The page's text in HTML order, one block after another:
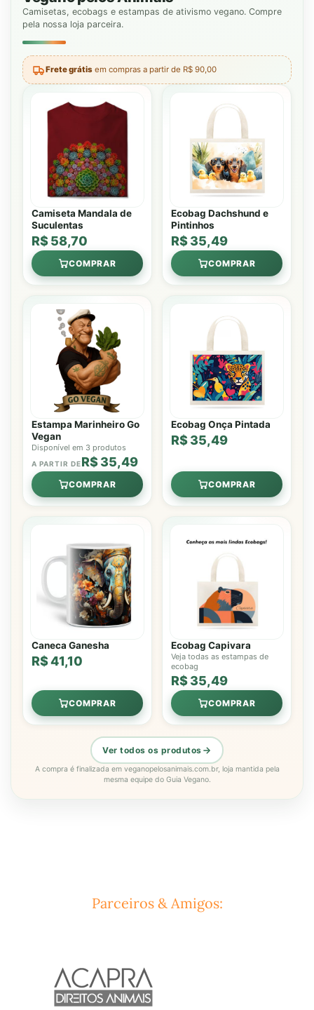
Camisetas, ecobags e estampas de ativismo vegano. Compre
pela nossa loja parceira.
Frete grátis em compras a partir de R$ 90,00
Camiseta Mandala de
Suculentas
R$ 58,70
COMPRAR
Ecobag Dachshund e
Pintinhos
R$ 35,49
COMPRAR
Estampa Marinheiro Go
Vegan
Disponível em 3 produtos
A PARTIR DER$ 35,49
COMPRAR
Ecobag Onça Pintada
R$ 35,49
COMPRAR
Caneca Ganesha
R$ 41,10
COMPRAR
Ecobag Capivara
Veja todas as estampas de
ecobag
R$ 35,49
COMPRAR
Ver todos os produtos
A compra é finalizada em veganopelosanimais.com.br, loja mantida pela
mesma equipe do Guia Vegano.
Parceiros & Amigos: